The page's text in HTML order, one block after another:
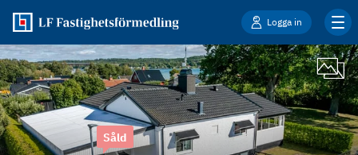
Logga in
Såld